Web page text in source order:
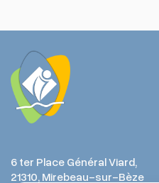
6 ter Place Général Viard,
21310, Mirebeau-sur-Bèze